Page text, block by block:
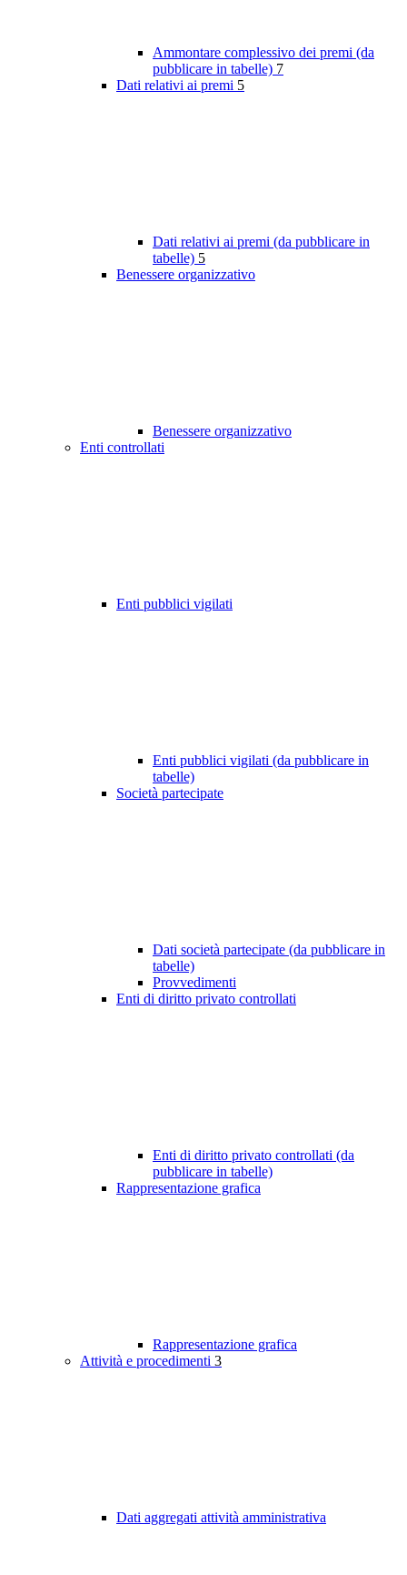
Ammontare complessivo dei premi (da
pubblicare in tabelle) 7
Dati relativi ai premi 5
Dati relativi ai premi (da pubblicare in
tabelle) 5
Benessere organizzativo
Benessere organizzativo
Enti controllati
Enti pubblici vigilati
Enti pubblici vigilati (da pubblicare in
tabelle)
Società partecipate
Dati società partecipate (da pubblicare in
tabelle)
Provvedimenti
Enti di diritto privato controllati
Enti di diritto privato controllati (da
pubblicare in tabelle)
Rappresentazione grafica
Rappresentazione grafica
Attività e procedimenti 3
Dati aggregati attività amministrativa